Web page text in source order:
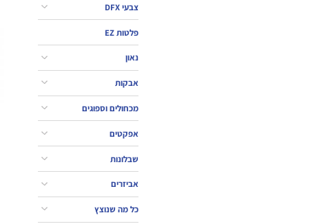
צבעי DFX
פלטות EZ
נאון
אבקות
מכחולים וספוגים
אפקטים
שבלונות
אביזרים
כל מה שנוצץ